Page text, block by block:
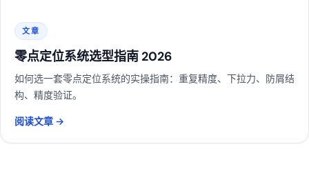
文章
零点定位系统选型指南 2026
如何选一套零点定位系统的实操指南：重复精度、下拉力、防屑结
构、精度验证。
阅读文章 →